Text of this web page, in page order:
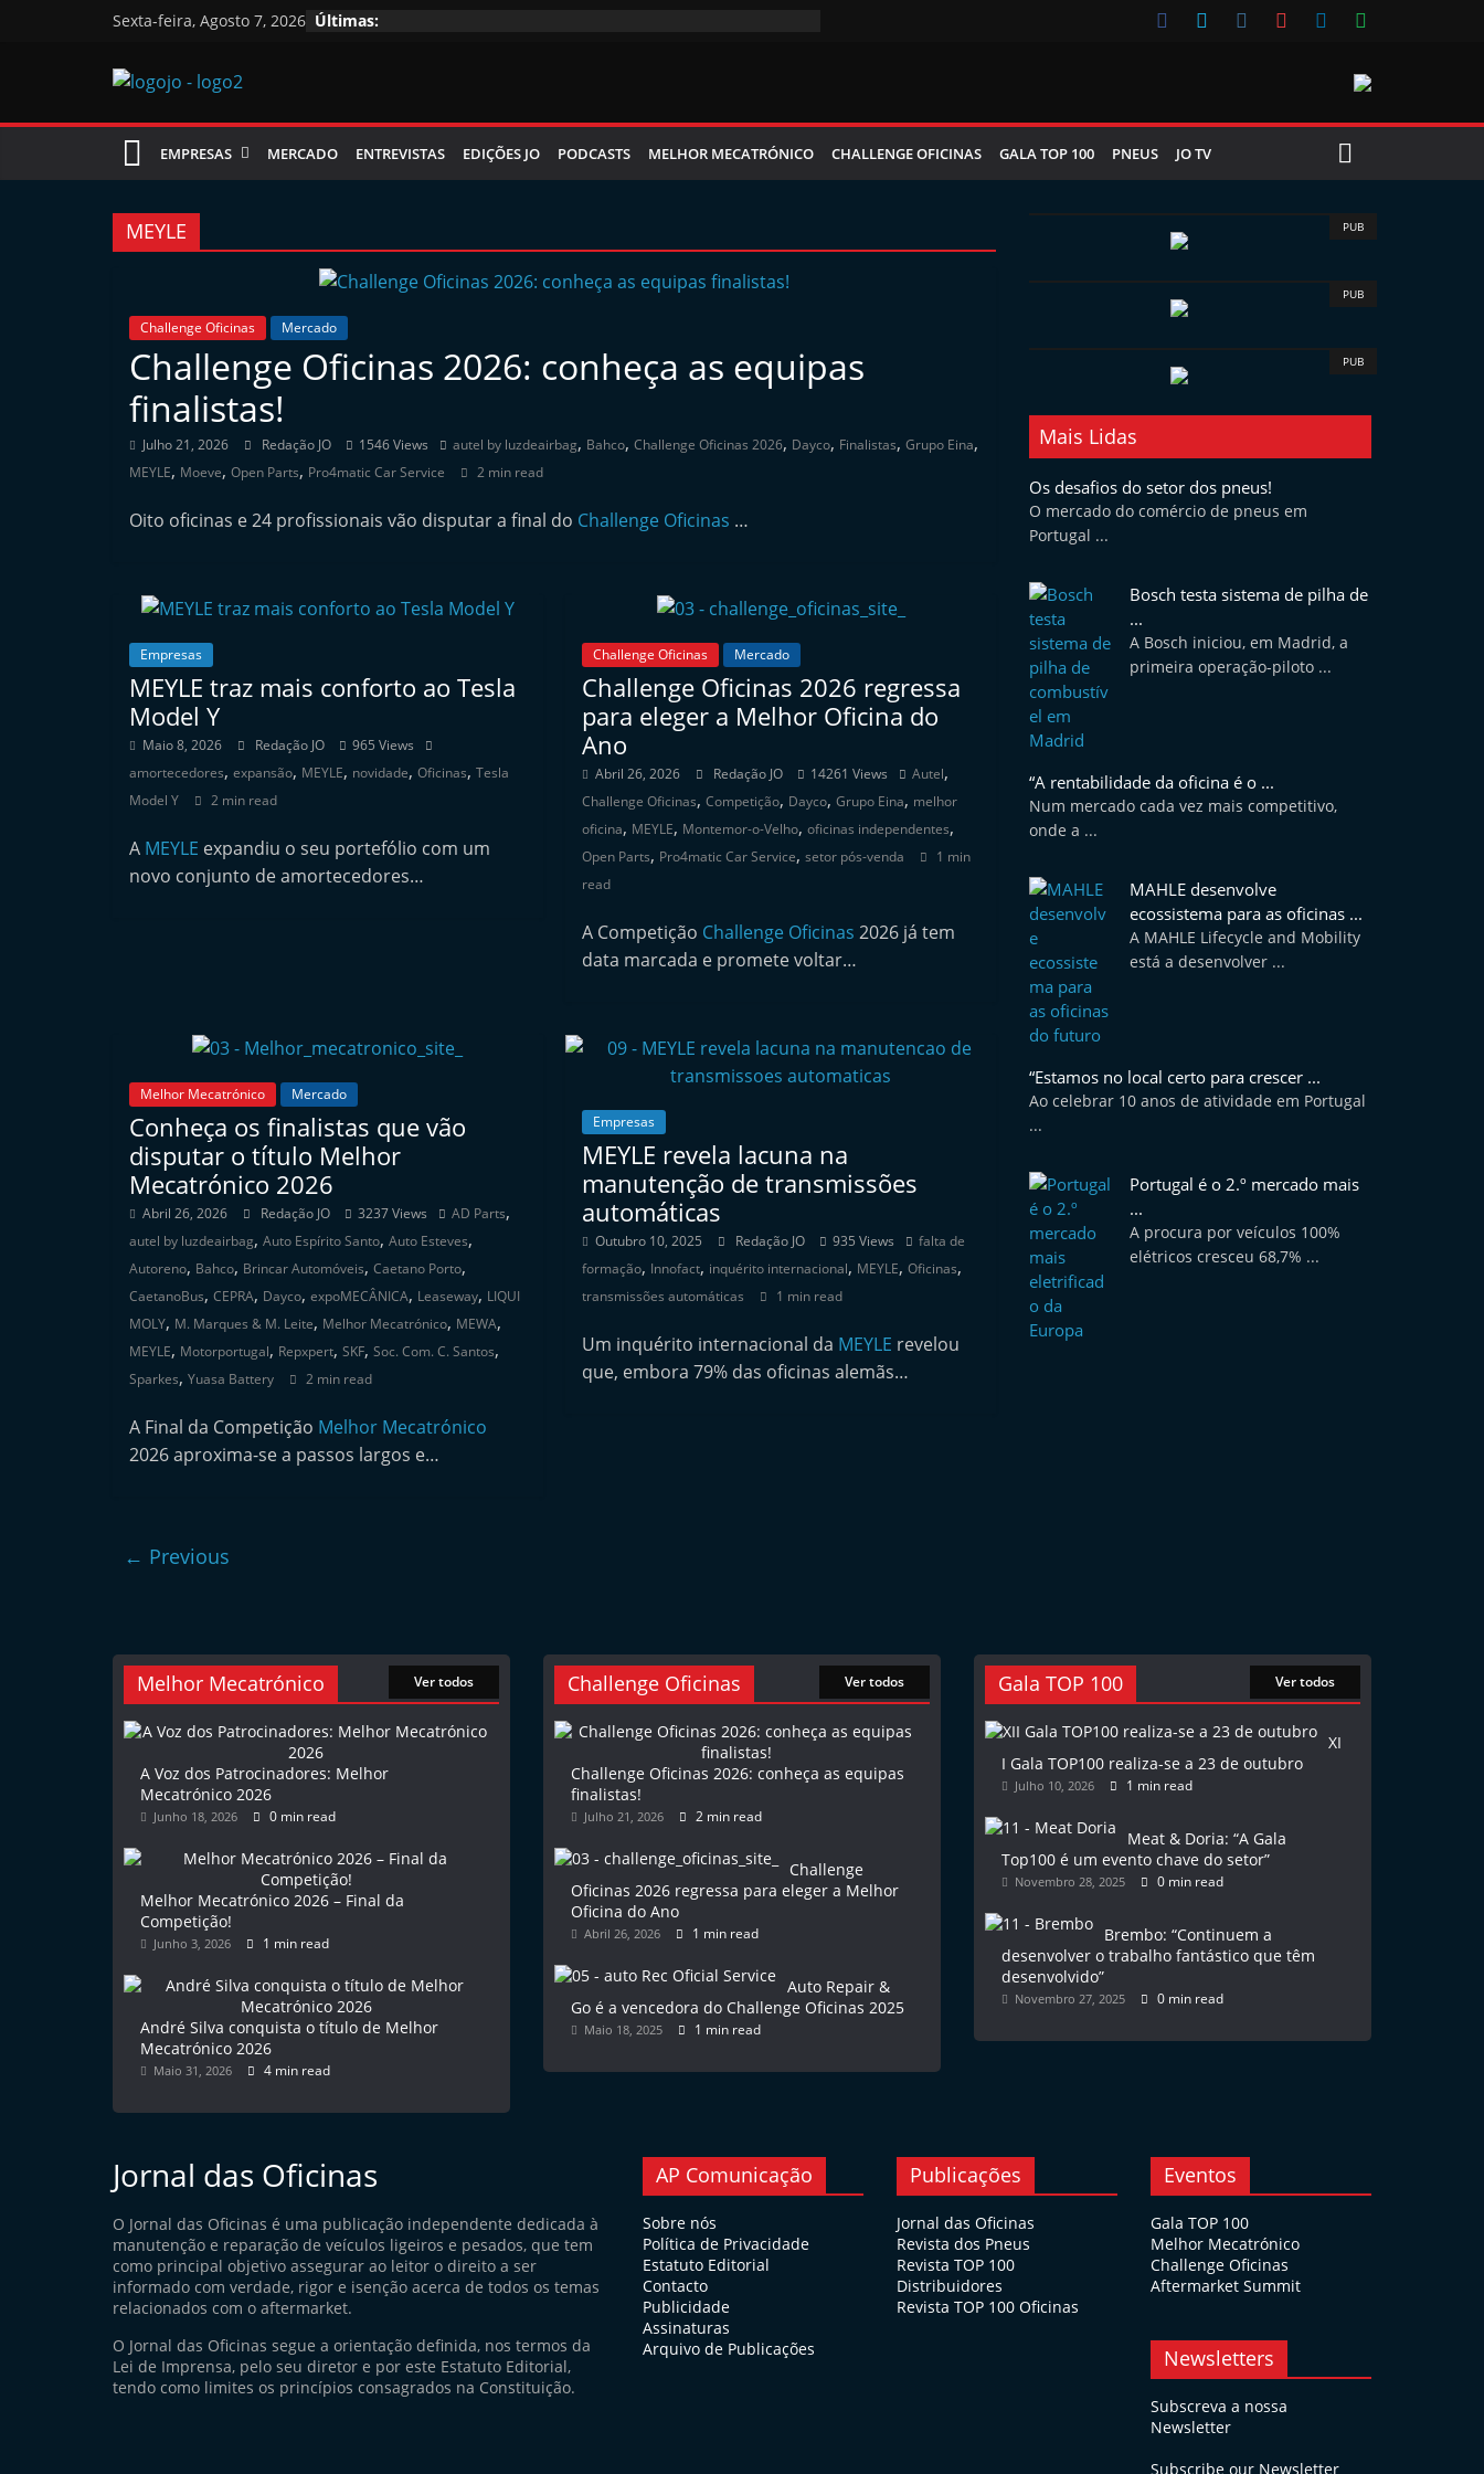
Sexta-feira, Agosto 7, 2026 Últimas:
Jornal
das
Oficinas
m
r
EMPRESAS MERCADO ENTREVISTAS EDIÇÕES JO PODCASTS MELHOR MECATRÓNICO CHALLENGE OFICINAS GALA TOP 100 PNEUS JO TV
MEYLE
Challenge Oficinas Mercado
Challenge Oficinas 2026: conheça as equipas
finalistas!
Julho 21, 2026 Redação JO 1546 Views autel by luzdeairbag, Bahco, Challenge Oficinas 2026, Dayco, Finalistas, Grupo Eina,
MEYLE, Moeve, Open Parts, Pro4matic Car Service 2 min read
Oito oficinas e 24 profissionais vão disputar a final do Challenge Oficinas …
Empresas
MEYLE traz mais conforto ao Tesla
Model Y
Maio 8, 2026 Redação JO
965 Views
amortecedores, expansão, MEYLE, novidade, Oficinas, Tesla
Model Y
2 min read
A MEYLE expandiu o seu portefólio com um
novo conjunto de amortecedores…
Challenge Oficinas Mercado
Challenge Oficinas 2026 regressa
para eleger a Melhor Oficina do
Ano
Abril 26, 2026 Redação JO 14261 Views Autel,
Challenge Oficinas,Competição, Dayco,Grupo Eina, melhor
oficina, MEYLE, Montemor-o-Velho,oficinas independentes,
Open Parts, Pro4matic Car Service,setor pós-venda
1 min
read
A Competição Challenge Oficinas 2026 já tem
data marcada e promete voltar…
Melhor Mecatrónico Mercado
Conheça os finalistas que vão
disputar o título Melhor
Mecatrónico 2026
Abril 26, 2026 Redação JO 3237 Views AD Parts,
autel by luzdeairbag, Auto Espírito Santo, Auto Esteves,
Autoreno, Bahco, Brincar Automóveis, Caetano Porto,
CaetanoBus, CEPRA, Dayco, expoMECÂNICA, Leaseway, LIQUI
MOLY, M. Marques & M. Leite, Melhor Mecatrónico, MEWA,
MEYLE, Motorportugal, Repxpert, SKF, Soc. Com. C. Santos,
Sparkes, Yuasa Battery 2 min read
A Final da Competição Melhor Mecatrónico
2026 aproxima-se a passos largos e…
Empresas
MEYLE revela lacuna na
manutenção de transmissões
automáticas
Outubro 10, 2025 Redação JO 935 Views
falta de
formação, Innofact, inquérito internacional, MEYLE,Oficinas,
transmissões automáticas 1 min read
Um inquérito internacional da MEYLE revelou
que, embora 79% das oficinas alemãs…
← Previous
PUB
PUB
PUB
Mais Lidas
Os desafios do setor dos pneus!
O mercado do comércio de pneus em
Portugal ...
Bosch testa sistema de pilha de
...
A Bosch iniciou, em Madrid, a
primeira operação-piloto ...
“A rentabilidade da oficina é o ...
Num mercado cada vez mais competitivo,
onde a ...
MAHLE desenvolve
ecossistema para as oficinas ...
A MAHLE Lifecycle and Mobility
está a desenvolver ...
“Estamos no local certo para crescer ...
Ao celebrar 10 anos de atividade em Portugal
...
Portugal é o 2.º mercado mais
...
A procura por veículos 100%
elétricos cresceu 68,7% ...
Melhor Mecatrónico Ver todos
A Voz dos Patrocinadores: Melhor
Mecatrónico 2026
Junho 18, 2026 0 min read
Melhor Mecatrónico 2026 – Final da
Competição!
Junho 3, 2026 1 min read
André Silva conquista o título de Melhor
Mecatrónico 2026
Maio 31, 2026 4 min read
Challenge Oficinas Ver todos
Challenge Oficinas 2026: conheça as equipas
finalistas!
Julho 21, 2026 2 min read
Challenge
Oficinas 2026 regressa para eleger a Melhor
Oficina do Ano
Abril 26, 2026 1 min read
Auto Repair &
Go é a vencedora do Challenge Oficinas 2025
Maio 18, 2025 1 min read
Gala TOP 100 Ver todos
XI
I Gala TOP100 realiza-se a 23 de outubro
Julho 10, 2026 1 min read
Meat & Doria: “A Gala
Top100 é um evento chave do setor”
Novembro 28, 2025 0 min read
Brembo: “Continuem a
desenvolver o trabalho fantástico que têm
desenvolvido”
Novembro 27, 2025 0 min read
Jornal das Oficinas
O Jornal das Oficinas é uma publicação independente dedicada à
manutenção e reparação de veículos ligeiros e pesados, que tem
como principal objetivo assegurar ao leitor o direito a ser
informado com verdade, rigor e isenção acerca de todos os temas
relacionados com o aftermarket.
O Jornal das Oficinas segue a orientação definida, nos termos da
Lei de Imprensa, pelo seu diretor e por este Estatuto Editorial,
tendo como limites os princípios consagrados na Constituição.
AP Comunicação
Sobre nós
Política de Privacidade
Estatuto Editorial
Contacto
Publicidade
Assinaturas
Arquivo de Publicações
Publicações
Jornal das Oficinas
Revista dos Pneus
Revista TOP 100
Distribuidores
Revista TOP 100 Oficinas
Eventos
Gala TOP 100
Melhor Mecatrónico
Challenge Oficinas
Aftermarket Summit
Newsletters
Subscreva a nossa
Newsletter
Subscribe our Newsletter